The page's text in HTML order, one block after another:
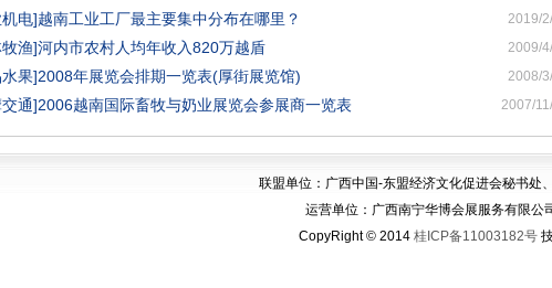
机电]越南工业工厂最主要集中分布在哪里？ 2019/
牧渔]河内市农村人均年收入820万越盾 2009/
水果]2008年展览会排期一览表(厚街展览馆) 2008/
交通]2006越南国际畜牧与奶业展览会参展商一览表 2007/
联盟单位：广西中国-东盟经济文化促进会秘书处
运营单位：广西南宁华博会展服务有限公
CopyRight © 2014 桂ICP备11003182号